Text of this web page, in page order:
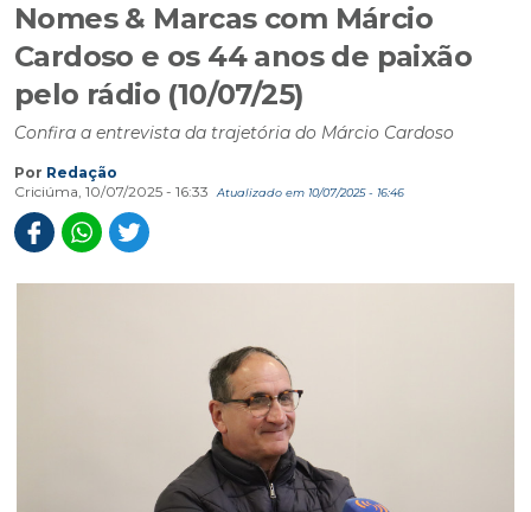
Nomes & Marcas com Márcio
Cardoso e os 44 anos de paixão
pelo rádio (10/07/25)
Confira a entrevista da trajetória do Márcio Cardoso
Por Redação
Criciúma, 10/07/2025 - 16:33
Atualizado em 10/07/2025 - 16:46